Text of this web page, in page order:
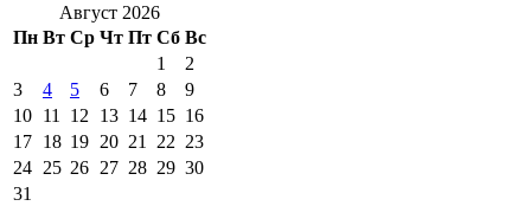
Август 2026
Пн Вт Ср Чт Пт Сб Вс
1
2
3
4 5 6 7 8
9
10 11 12 13 14 15 16
17 18 19 20 21 22 23
24 25 26 27 28 29 30
31